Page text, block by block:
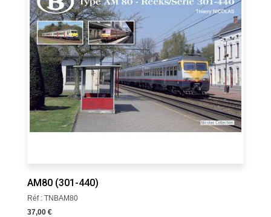
AM80 (301-440)
Réf : TNBAM80
37,00 €